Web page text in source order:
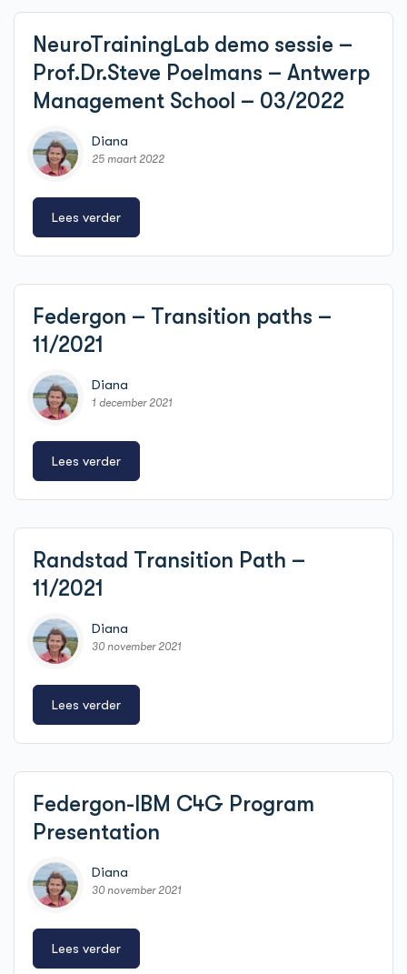
NeuroTrainingLab demo sessie –
Prof.Dr.Steve Poelmans – Antwerp
Management School – 03/2022
Diana
25 maart 2022
Lees verder
Federgon – Transition paths –
11/2021
Diana
1 december 2021
Lees verder
Randstad Transition Path –
11/2021
Diana
30 november 2021
Lees verder
Federgon-IBM C4G Program
Presentation
Diana
30 november 2021
Lees verder